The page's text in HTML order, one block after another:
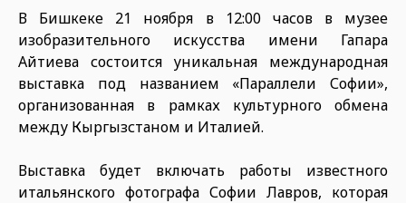
В Бишкеке 21 ноября в 12:00 часов в музее
изобразительного искусства имени Гапара
Айтиева состоится уникальная международная
выставка под названием «Параллели Софии»,
организованная в рамках культурного обмена
между Кыргызстаном и Италией.
Выставка будет включать работы известного
итальянского фотографа Софии Лавров, которая